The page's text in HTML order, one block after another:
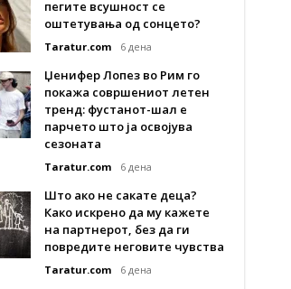
пегите всушност се
оштетувања од сонцето?
Taratur.com 6 дена
Џенифер Лопез во Рим го
покажа совршениот летен
тренд: фустанот-шал е
парчето што ја освојува
сезоната
Taratur.com 6 дена
Што ако не сакате деца?
Како искрено да му кажете
на партнерот, без да ги
повредите неговите чувства
Taratur.com 6 дена